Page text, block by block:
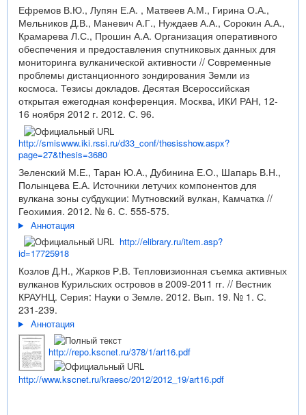
Ефремов В.Ю., Лупян Е.А. , Матвеев А.М., Гирина О.А.,
Мельников Д.В., Маневич А.Г., Нуждаев А.А., Сорокин А.А.,
Крамарева Л.С., Прошин А.А. Организация оперативного
обеспечения и предоставления спутниковых данных для
мониторинга вулканической активности // Современные
проблемы дистанционного зондирования Земли из
космоса. Тезисы докладов. Десятая Всероссийская
открытая ежегодная конференция. Москва, ИКИ РАН, 12-
16 ноября 2012 г. 2012. С. 96.
http://smiswww.iki.rssi.ru/d33_conf/thesisshow.aspx?
page=27&thesis=3680
Зеленский М.Е., Таран Ю.А., Дубинина Е.О., Шапарь В.Н.,
Полынцева Е.А. Источники летучих компонентов для
вулкана зоны субдукции: Мутновский вулкан, Камчатка //
Геохимия. 2012. № 6. С. 555-575.
Аннотация
http://elibrary.ru/item.asp?
id=17725918
Козлов Д.Н., Жарков Р.В. Тепловизионная съемка активных
вулканов Курильских островов в 2009-2011 гг. // Вестник
КРАУНЦ. Серия: Науки о Земле. 2012. Вып. 19. № 1. С.
231-239.
Аннотация
http://repo.kscnet.ru/378/1/art16.pdf
http://www.kscnet.ru/kraesc/2012/2012_19/art16.pdf